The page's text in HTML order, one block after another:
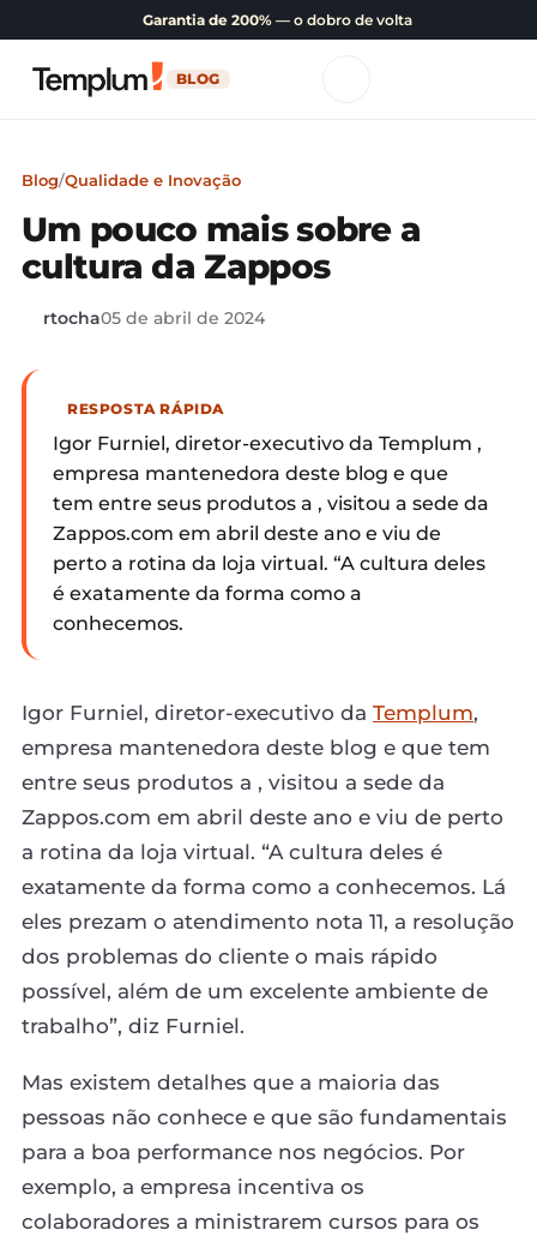
Garantia de 200% — o dobro de volta
BLOG
Blog/Qualidade e Inovação
Um pouco mais sobre a
cultura da Zappos
rtocha05 de abril de 2024
RESPOSTA RÁPIDA
Igor Furniel, diretor-executivo da Templum ,
empresa mantenedora deste blog e que
tem entre seus produtos a , visitou a sede da
Zappos.com em abril deste ano e viu de
perto a rotina da loja virtual. “A cultura deles
é exatamente da forma como a
conhecemos.
Igor Furniel, diretor-executivo da Templum,
empresa mantenedora deste blog e que tem
entre seus produtos a , visitou a sede da
Zappos.com em abril deste ano e viu de perto
a rotina da loja virtual. “A cultura deles é
exatamente da forma como a conhecemos. Lá
eles prezam o atendimento nota 11, a resolução
dos problemas do cliente o mais rápido
possível, além de um excelente ambiente de
trabalho”, diz Furniel.
Mas existem detalhes que a maioria das
pessoas não conhece e que são fundamentais
para a boa performance nos negócios. Por
exemplo, a empresa incentiva os
colaboradores a ministrarem cursos para os